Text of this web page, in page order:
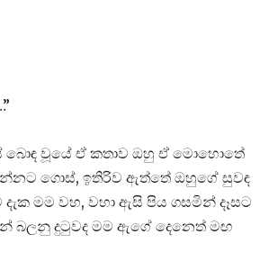
බොඳ වූයේ ඒ කතාව ඔහු ඒ මොහොතේ
ගොස්, ඉතිරිව ඇත්තේ ඔහුගේ සුවඳ
මම වහ, වහා ඇසි පිය ගසමින් දෑසට
බලනු දුටුවද මම ඇගේ දෙනෙත් මඟ